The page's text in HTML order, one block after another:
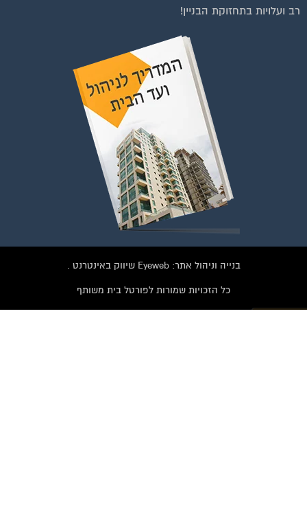
רב ועלויות בתחזוקת הבניין!
בנייה וניהול אתר: Eyeweb שיווק באינטרנט .
כל הזכויות שמורות לפורטל בית משותף
להצטרפות לחצו על התמונה או על הכפתור ושלחו בקשת הצטרפות בדף
הקבוצה
לחץ למעבר לקבוצה